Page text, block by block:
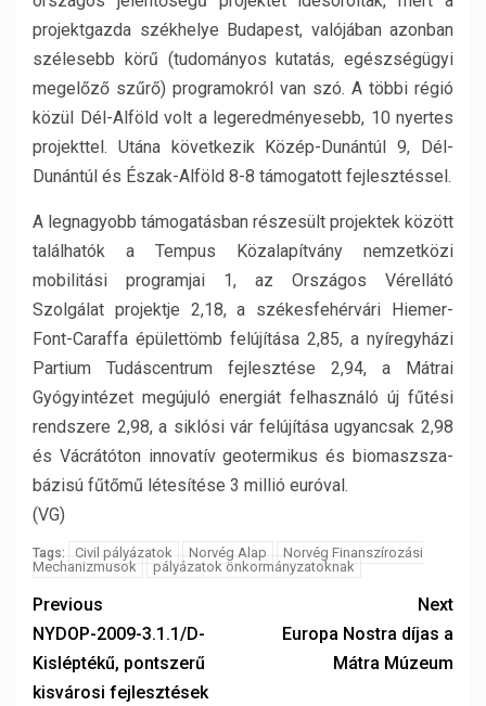
projektgazda székhelye Budapest, valójában azonban
szélesebb körű (tudományos kutatás, egészségügyi
megelőző szűrő) programokról van szó. A többi régió
közül Dél-Alföld volt a legeredményesebb, 10 nyertes
projekttel. Utána következik Közép-Dunántúl 9, Dél-
Dunántúl és Észak-Alföld 8-8 támogatott fejlesztéssel.
A legnagyobb támogatásban részesült projektek között
találhatók a Tempus Közalapítvány nemzetközi
mobilitási programjai 1, az Országos Vérellátó
Szolgálat projektje 2,18, a székesfehérvári Hiemer-
Font-Caraffa épülettömb felújítása 2,85, a nyíregyházi
Partium Tudáscentrum fejlesztése 2,94, a Mátrai
Gyógyintézet megújuló energiát felhasználó új fűtési
rendszere 2,98, a siklósi vár felújítása ugyancsak 2,98
és Vácrátóton innovatív geotermikus és biomaszsza-
bázisú fűtőmű létesítése 3 millió euróval.
(VG)
Tags: Civil pályázatok Norvég Alap
Norvég Finanszírozási
Mechanizmusok
pályázatok önkormányzatoknak
Previous
NYDOP-2009-3.1.1/D-
Kisléptékű, pontszerű
kisvárosi fejlesztések
Next
Europa Nostra díjas a
Mátra Múzeum